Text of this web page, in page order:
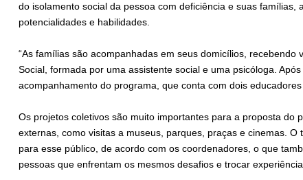
do isolamento social da pessoa com deficiência e suas famílias,
potencialidades e habilidades.
“As famílias são acompanhadas em seus domicílios,
Social, formada por uma assistente social e uma psicóloga.
acompanhamento do programa, que conta com dois
Os projetos coletivos são muito importantes para a proposta do
externas, como visitas a museus, parques, praças e cinemas.
para esse público, de acordo com os coordenadores, o que
pessoas que enfrentam os mesmos desafios e trocar